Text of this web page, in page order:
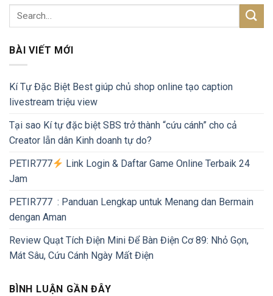
BÀI VIẾT MỚI
Kí Tự Đặc Biệt Best giúp chủ shop online tạo caption
livestream triệu view
Tại sao Kí tự đặc biệt SBS trở thành “cứu cánh” cho cả
Creator lẫn dân Kinh doanh tự do?
PETIR777
Link Login & Daftar Game Online Terbaik 24
Jam
PETIR777 : Panduan Lengkap untuk Menang dan Bermain
dengan Aman
Review Quạt Tích Điện Mini Để Bàn Điện Cơ 89: Nhỏ Gọn,
Mát Sâu, Cứu Cánh Ngày Mất Điện
BÌNH LUẬN GẦN ĐÂY